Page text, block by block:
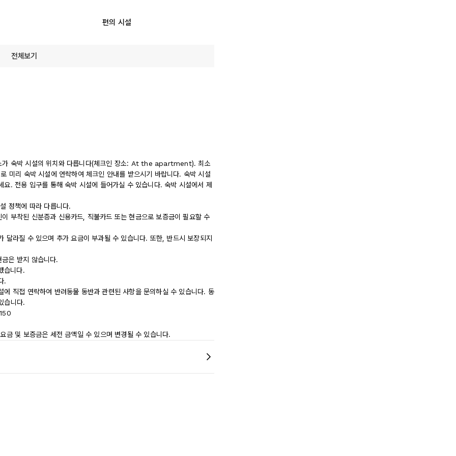
편의 시설
전체보기
가 숙박 시설의 위치와 다릅니다(체크인 장소: At the apartment). 최소
미리 숙박 시설에 연락하여 체크인 안내를 받으시기 바랍니다. 숙박 시설
. 전용 입구를 통해 숙박 시설에 들어가실 수 있습니다. 숙박 시설에서 제
정책에 따라 다릅니다.
부착된 신분증과 신용카드, 직불카드 또는 현금으로 보증금이 필요할 수
달라질 수 있으며 추가 요금이 부과될 수 있습니다. 또한, 반드시 보장되지
은 받지 않습니다.
습니다.
.
직접 연락하여 반려동물 동반과 관련된 사항을 문의하실 수 있습니다. 동
습니다.
금 및 보증금은 세전 금액일 수 있으며 변경될 수 있습니다.